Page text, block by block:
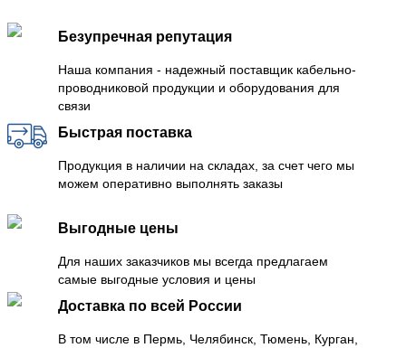
Безупречная репутация
Наша компания - надежный поставщик кабельно-
проводниковой продукции и оборудования для
связи
Быстрая поставка
Продукция в наличии на складах, за счет чего мы
можем оперативно выполнять заказы
Выгодные цены
Для наших заказчиков мы всегда предлагаем
самые выгодные условия и цены
Доставка по всей России
В том числе в Пермь, Челябинск, Тюмень, Курган,